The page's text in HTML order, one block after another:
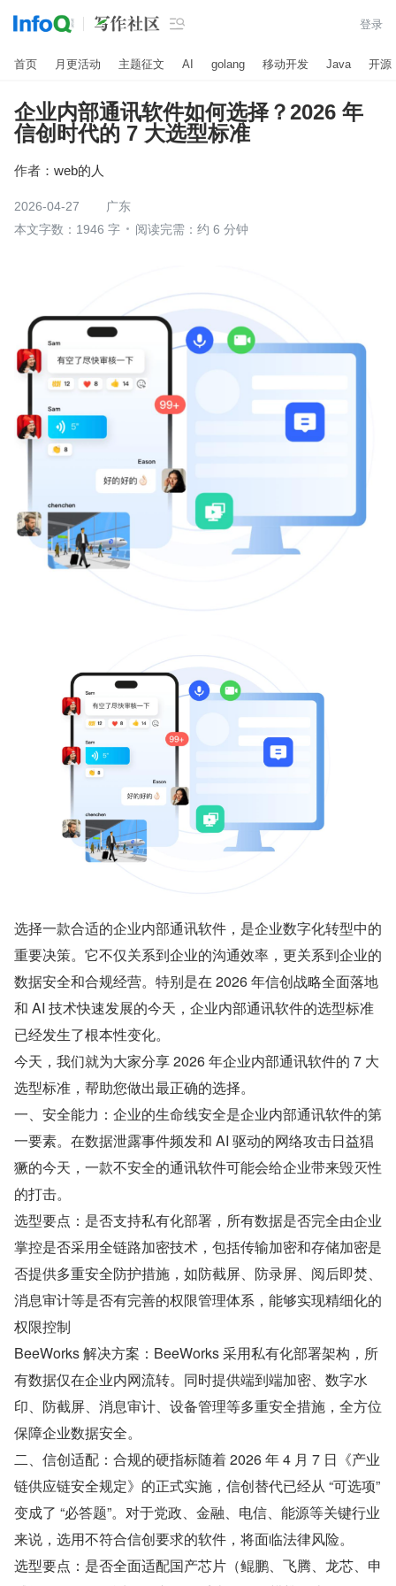
 登录
首页 月更活动 主题征文 AI golang 移动开发 Java 开源
企业内部通讯软件如何选择？2026 年
信创时代的 7 大选型标准
作者： web的人
2026-04-27
广东
本文字数：1946 字
阅读完需：约 6 分钟
选择一款合适的企业内部通讯软件，是企业数字化转型中的
重要决策。它不仅关系到企业的沟通效率，更关系到企业的
数据安全和合规经营。特别是在 2026 年信创战略全面落地
和 AI 技术快速发展的今天，企业内部通讯软件的选型标准
已经发生了根本性变化。
今天，我们就为大家分享 2026 年企业内部通讯软件的 7 大
选型标准，帮助您做出最正确的选择。
一、安全能力：企业的生命线安全是企业内部通讯软件的第
一要素。在数据泄露事件频发和 AI 驱动的网络攻击日益猖
獗的今天，一款不安全的通讯软件可能会给企业带来毁灭性
的打击。
选型要点：是否支持私有化部署，所有数据是否完全由企业
掌控是否采用全链路加密技术，包括传输加密和存储加密是
否提供多重安全防护措施，如防截屏、防录屏、阅后即焚、
消息审计等是否有完善的权限管理体系，能够实现精细化的
权限控制
BeeWorks 解决方案：BeeWorks 采用私有化部署架构，所
有数据仅在企业内网流转。同时提供端到端加密、数字水
印、防截屏、消息审计、设备管理等多重安全措施，全方位
保障企业数据安全。
二、信创适配：合规的硬指标随着 2026 年 4 月 7 日《产业
链供应链安全规定》的正式实施，信创替代已经从 “可选项”
变成了 “必答题”。对于党政、金融、电信、能源等关键行业
来说，选用不符合信创要求的软件，将面临法律风险。
选型要点：是否全面适配国产芯片（鲲鹏、飞腾、龙芯、申